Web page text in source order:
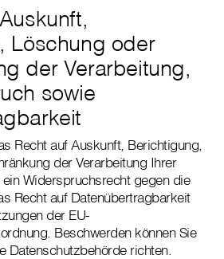
Löschung oder
der Verarbeitung,
sowie
Recht auf Auskunft, Berichtigung,
der Verarbeitung Ihrer
Widerspruchsrecht gegen die
Recht auf Datenübertragbarkeit
der EU-
Beschwerden können Sie
Datenschutzbehörde richten.